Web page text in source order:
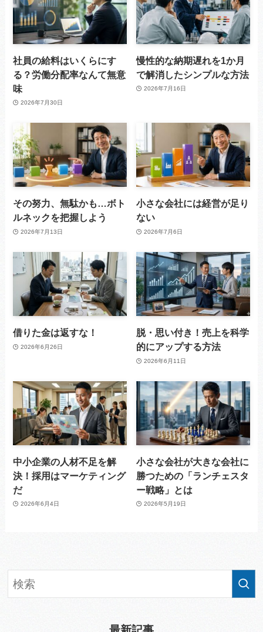
社員の給料はいくらにす
る？労働分配率なんて無意
味
2026年7月30日
慢性的な納期遅れを1か月
で解消したシンプルな方法
2026年7月16日
その努力、無駄かも…ボト
ルネックを把握しよう
2026年7月13日
小さな会社には経営が足り
ない
2026年7月6日
借りた金は返すな！
2026年6月26日
脱・思い付き！売上を科学
的にアップする方法
2026年6月11日
中小企業の人材不足を解
決！採用はマーケティング
だ
2026年6月4日
小さな会社が大きな会社に
勝つための「ランチェスタ
ー戦略」とは
2026年5月19日